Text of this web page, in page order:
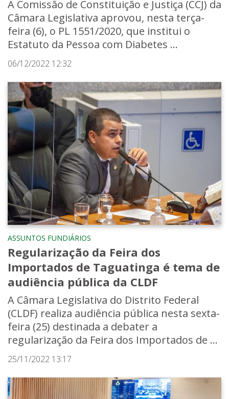
A Comissão de Constituição e Justiça (CCJ) da
Câmara Legislativa aprovou, nesta terça-
feira (6), o PL 1551/2020, que institui o
Estatuto da Pessoa com Diabetes ...
06/12/2022 12:32
ASSUNTOS FUNDIÁRIOS
Regularização da Feira dos
Importados de Taguatinga é tema de
audiência pública da CLDF
A Câmara Legislativa do Distrito Federal
(CLDF) realiza audiência pública nesta sexta-
feira (25) destinada a debater a
regularização da Feira dos Importados de ...
25/11/2022 13:17